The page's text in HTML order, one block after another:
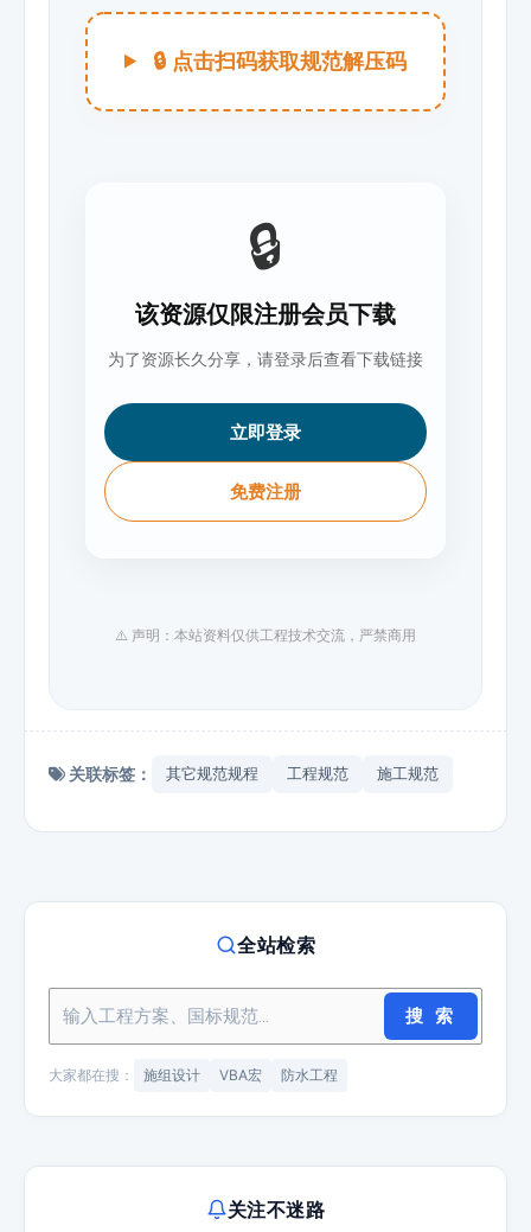
🔒 点击扫码获取规范解压码
🔒
该资源仅限注册会员下载
为了资源长久分享，请登录后查看下载链接
立即登录
免费注册
⚠️ 声明：本站资料仅供工程技术交流，严禁商用
关联标签： 其它规范规程 工程规范 施工规范
全站检索
搜 索
大家都在搜： 施组设计 VBA宏 防水工程
关注不迷路